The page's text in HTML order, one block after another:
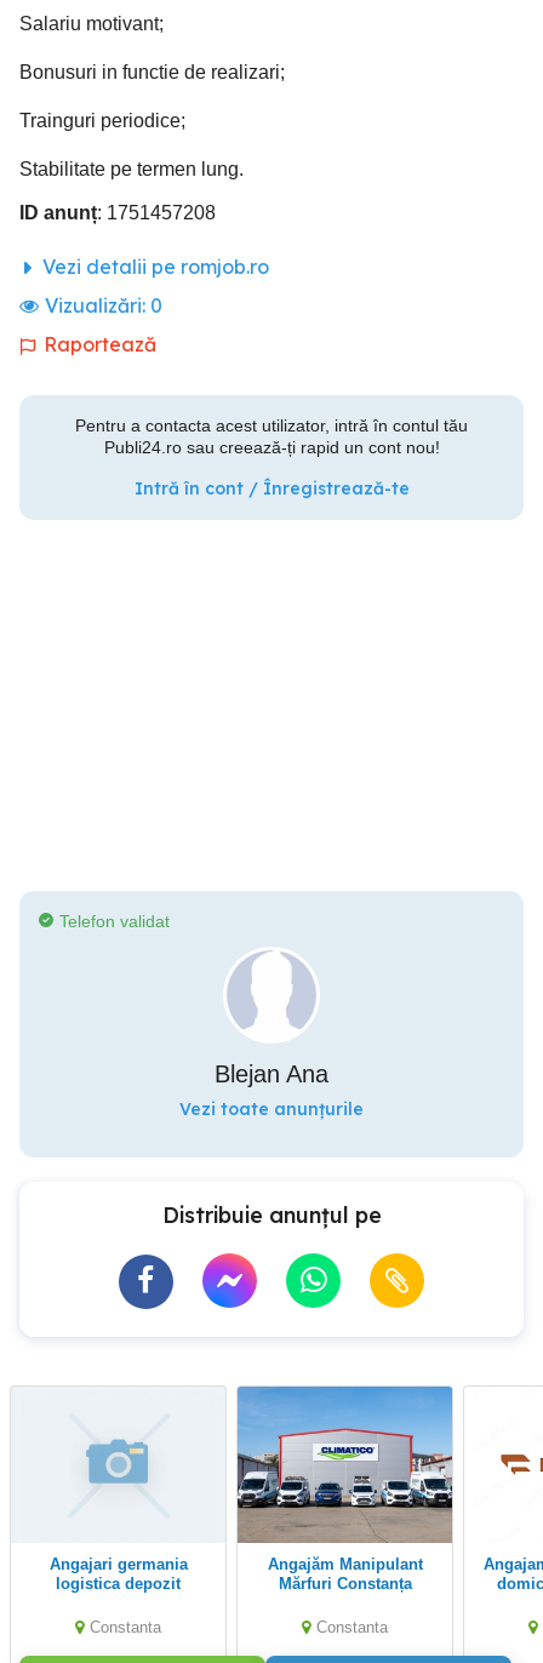
Salariu motivant;
Bonusuri in functie de realizari;
Trainguri periodice;
Stabilitate pe termen lung.
ID anunț: 1751457208
Vezi detalii pe romjob.ro
Vizualizări: 0
Raportează
Pentru a contacta acest utilizator, intră în contul tău
Publi24.ro sau creează-ți rapid un cont nou!
Intră în cont / Înregistrează-te
Telefon validat
Blejan Ana
Vezi toate anunțurile
Distribuie anunțul pe
angajari germania
logistica depozit
Constanta
Angajăm Manipulant
Mărfuri Constanța
Constanta
Angajam Stivuitorist cu